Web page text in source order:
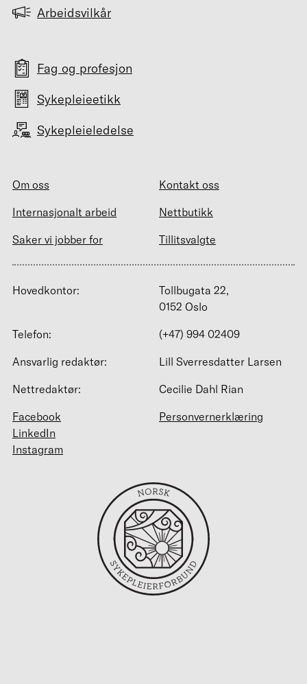
Arbeidsvilkår
Fag og profesjon
Sykepleieetikk
Sykepleieledelse
Om oss
Kontakt oss
Internasjonalt arbeid
Nettbutikk
Saker vi jobber for
Tillitsvalgte
Hovedkontor:
Tollbugata 22,
0152 Oslo
Telefon:
(+47) 994 02409
Ansvarlig redaktør:
Lill Sverresdatter Larsen
Nettredaktør:
Cecilie Dahl Rian
Facebook
LinkedIn
Instagram
Personvernerklæring